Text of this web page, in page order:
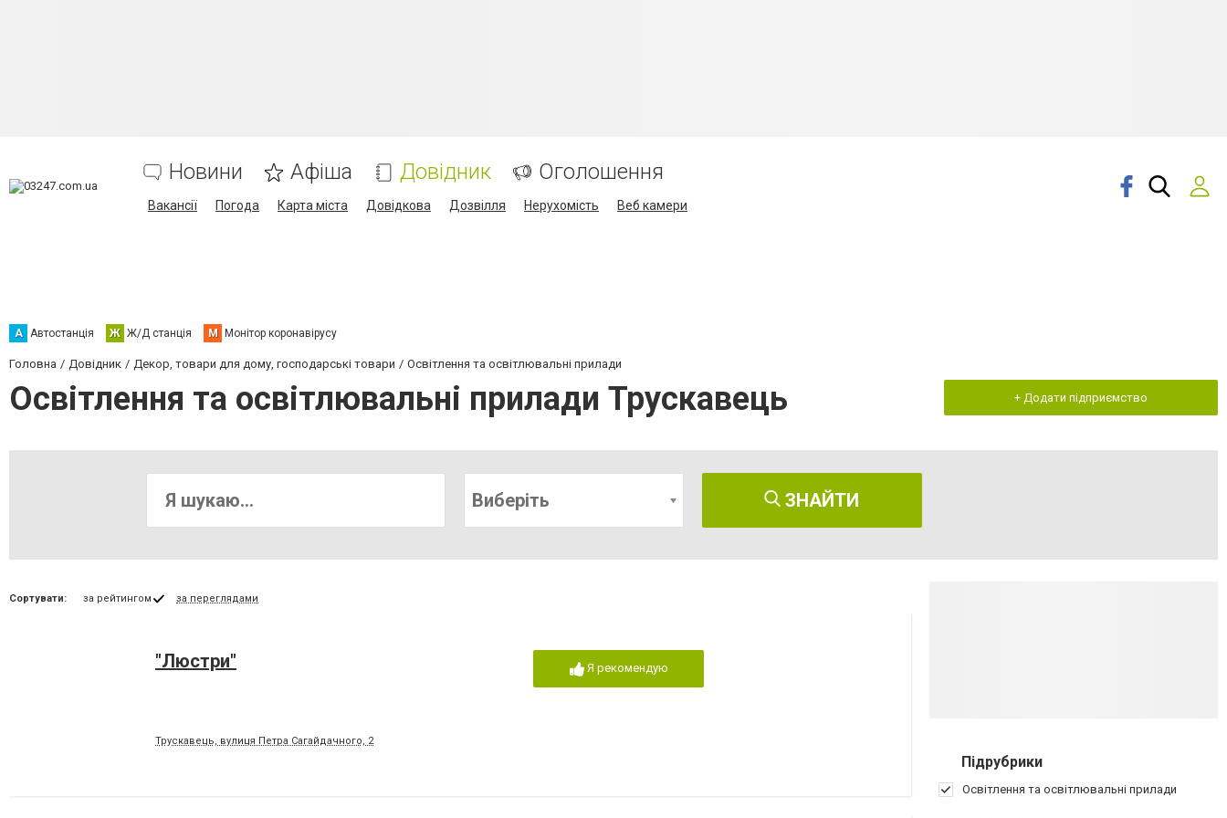
Новини Афіша Довідник Оголошення
Вакансії Погода Карта міста Довідкова Дозвілля Нерухомість Веб камери
А Автостанція Ж Ж/Д станція М Монітор коронавірусу
Головна Довідник Декор, товари для дому, господарські товари Освітлення та освітлювальні прилади
Освітлення та освітлювальні прилади Трускавець + Додати підприємство
Виберіть ЗНАЙТИ
Сортувати: за рейтингом за переглядами
"Люстри"
Трускавець, вулиця Петра Сагайдачного, 2
Я рекомендую
Підрубрики
Освітлення та освітлювальні прилади